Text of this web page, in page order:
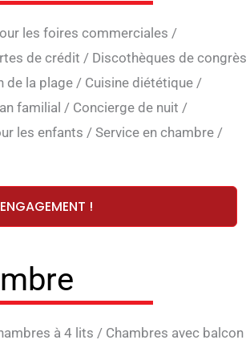
les foires commerciales /
de crédit / Discothèques de congrès
de la plage/ Cuisine diététique /
familial / Concierge de nuit /
les enfants / Service en chambre /
!
à 4 lits / Chambres avec balcon